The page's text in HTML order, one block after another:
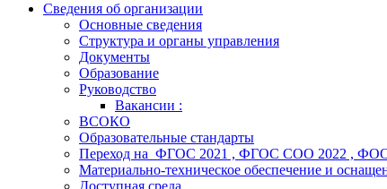
Сведения об организации
Основные сведения
Структура и органы управления
Документы
Образование
Руководство
Вакансии :
ВСОКО
Образовательные стандарты
Переход на ФГОС 2021 , ФГОС СОО 2022 ,
Материально-техническое обеспечение и
Доступная среда